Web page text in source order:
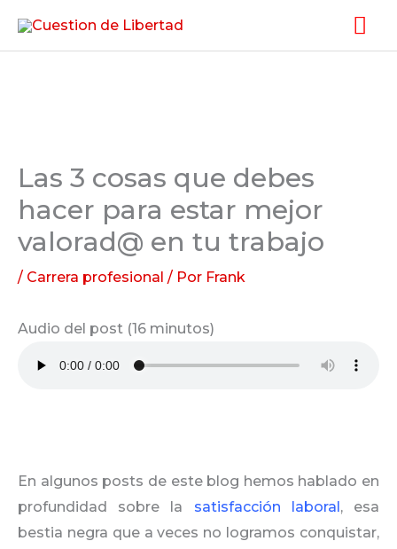
Las 3 cosas que debes
hacer para estar mejor
valorad@ en tu trabajo
/ Carrera profesional / Por Frank
Audio del post (16 minutos)
En algunos posts de este blog hemos hablado en
profundidad sobre la satisfacción laboral , esa
bestia negra que a veces no logramos conquistar,